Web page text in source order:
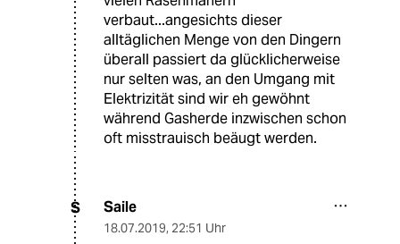
verbaut...angesichts dieser
alltäglichen Menge von den Dingern
überall passiert da glücklicherweise
nur selten was, an den Umgang mit
Elektrizität sind wir eh gewöhnt
während Gasherde inzwischen schon
oft misstrauisch beäugt werden.
S Saile
18.07.2019, 22:51 Uhr